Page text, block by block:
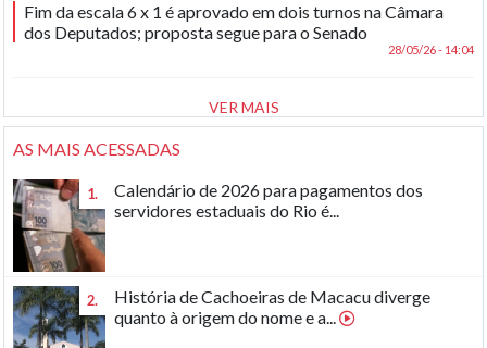
Fim da escala 6 x 1 é aprovado em dois turnos na Câmara
dos Deputados; proposta segue para o Senado
28/05/26 - 14:04
VER MAIS
AS MAIS ACESSADAS
1.
Calendário de 2026 para pagamentos dos
servidores estaduais do Rio é...
2.
História de Cachoeiras de Macacu diverge
quanto à origem do nome e a...